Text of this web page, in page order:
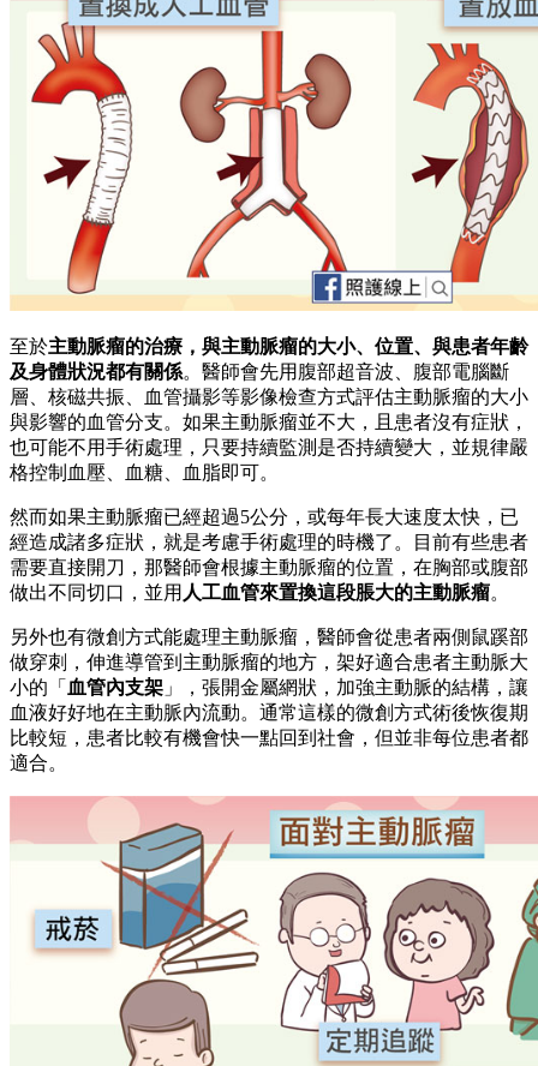
至於主動脈瘤的治療，與主動脈瘤的大小、位置、與患者年齡
及身體狀況都有關係。醫師會先用腹部超音波、腹部電腦斷
層、核磁共振、血管攝影等影像檢查方式評估主動脈瘤的大小
與影響的血管分支。如果主動脈瘤並不大，且患者沒有症狀，
也可能不用手術處理，只要持續監測是否持續變大，並規律嚴
格控制血壓、血糖、血脂即可。
然而如果主動脈瘤已經超過5公分，或每年長大速度太快，已
經造成諸多症狀，就是考慮手術處理的時機了。目前有些患者
需要直接開刀，那醫師會根據主動脈瘤的位置，在胸部或腹部
做出不同切口，並用 人工血管來置換這段脹大的主動脈瘤。
另外也有微創方式能處理主動脈瘤，醫師會從患者兩側鼠蹊部
做穿刺，伸進導管到主動脈瘤的地方，架好適合患者主動脈大
小的「 血管內支架 」，張開金屬網狀，加強主動脈的結構，讓
血液好好地在主動脈內流動。通常這樣的微創方式術後恢復期
比較短，患者比較有機會快一點回到社會，但並非每位患者都
適合。